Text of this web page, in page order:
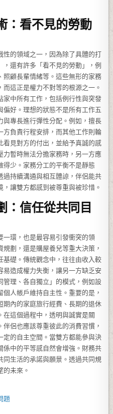
：看不見的勞動
性的領域之一，因為除了具體的打
還有許多「看不見的勞動」，例
照顧長輩情緒等。這些無形的家務
這正是權力不對等的根源之一。
家中所有工作，包括例行性與突發
好。理想的狀態不是所有工作五
與專長進行彈性分配。例如，擅長
方負責行程安排，而其他工作則輪
看見對方的付出，並給予真誠的感
力暫時無法分擔家務時，另一方應
得少。家務分工的平衡不是靜態
過持續溝通與相互體諒，伴侶能共
讓雙方都感到被尊重與被珍惜。
：信任從共同目
一環，也是最容易引發衝突的領
劃，還是購屋養兒等重大決策，
基礎。傳統觀念中，往往由收入較
造成權力失衡，讓另一方缺乏安
管理、各自獨立」的模式，例如設
人帳戶維持自主性。重要的是，
期內的家庭旅行經費、長期的退休
這個過程中，透明與誠實是關
侶也應該尊重彼此的消費習慣，
定的自主空間。當雙方都能參與決
係中的平等感自然會增強。財務共
同生活的承諾與願景。透過共同規
的未來。
題